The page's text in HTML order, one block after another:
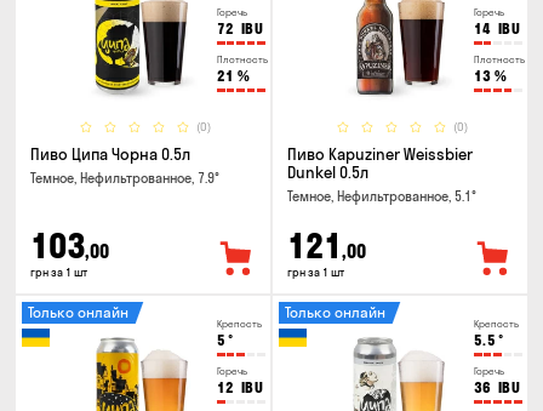
Горечь
72 IBU
Плотность
21 %
(0)
Пиво Ципа Чорна 0.5л
Темное, Нефильтрованное, 7.9°
103,00
грн за 1 шт
Горечь
14 IBU
Плотность
13 %
(0)
Пиво Kapuziner Weissbier
Dunkel 0.5л
Темное, Нефильтрованное, 5.1°
121 ,00
грн за 1 шт
Крепость
5 °
Горечь
12 IBU
Только онлайн
Крепость
5.5 °
Горечь
36 IBU
Только онлайн